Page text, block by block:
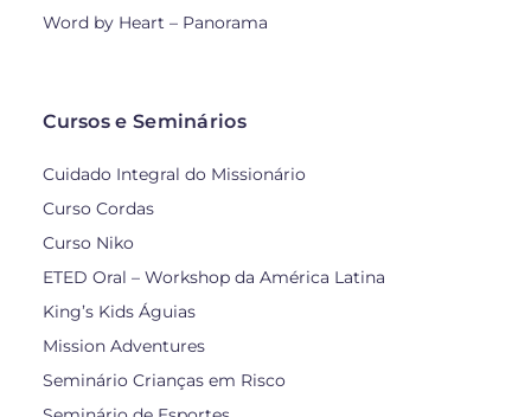
Word by Heart – Panorama
Cursos e Seminários
Cuidado Integral do Missionário
Curso Cordas
Curso Niko
ETED Oral – Workshop da América Latina
King’s Kids Águias
Mission Adventures
Seminário Crianças em Risco